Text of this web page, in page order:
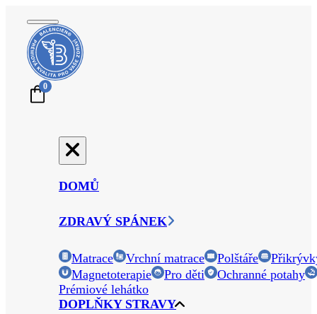
0
DOMŮ
ZDRAVÝ SPÁNEK
Matrace Vrchní matrace Polštáře
Magnetoterapie
Pro děti
Ochranné potahy
Prémiové lehátko
DOPLŇKY STRAVY